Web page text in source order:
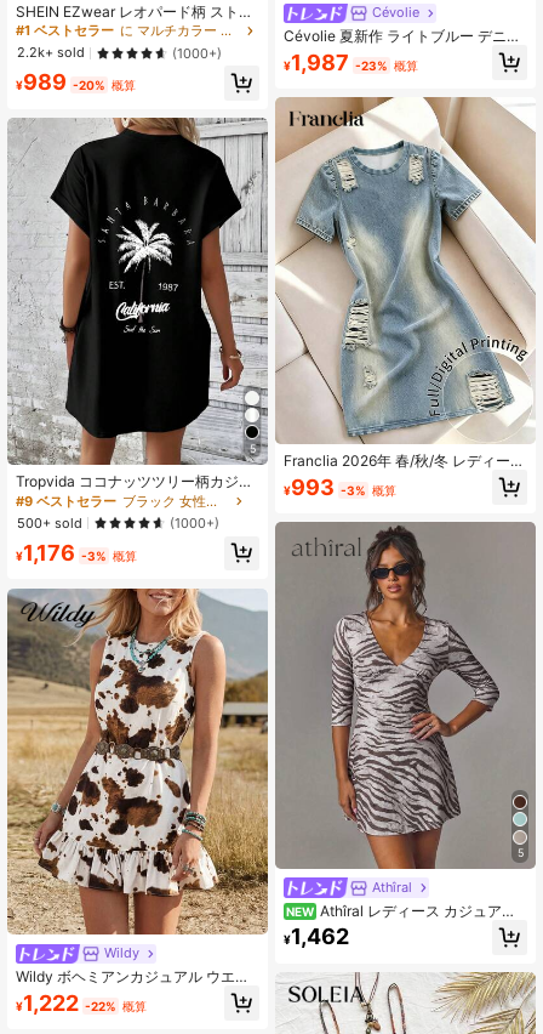
SHEIN EZwear レオパード柄 ストラ
イプ ミニドレス ウィメンズ
#1 ベストセラー
に マルチカラー トーンミニドレス
2.2k+ sold
(1000+)
¥989 -20% 概算
5
Tropvida ココナッツツリー柄カジュ
アルバケーションドレス (女性用)
#9 ベストセラー
ブラック 女性用ミニドレス
500+ sold
(1000+)
¥1,176 -3% 概算
Wildy
Wildy ボヘミアンカジュアル ウエス
タン カントリーミュージックフェス
ティバル ウシ柄 レディース サマー
¥1,222 -22% 概算
Cévolie
Cévolie 夏新作 ライトブルー デニム
風 デジタルプリント ルーズ ウエス
トシェイプ ボディコンワンピース
¥1,987 -23% 概算
Franclia 2026年 春/秋/冬 レディース
カジュアルファッション ベーシック
ブルー ラウンドネック 長袖 スリム
けに適しています
¥993 -3% 概算
5
Athîral
NEW Athîral レディース カジュアル
Vネック 伸縮性 ミドルスリーブ バッ
クレス ショートドレス、デートコー
ェア
¥1,462